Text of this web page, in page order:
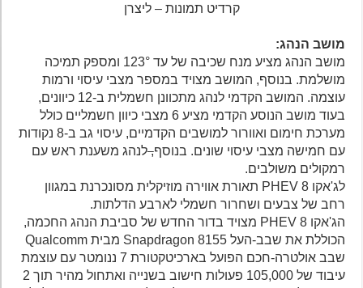
קרדיט תמונות – ליצרן
מושב הנהג:
מושב הנהג מציע מנח שכיבה של עד 123° ומספק תמיכה
מושלמת. בנוסף, המושב מצויד במספר מצבי עיסוי ורמות
עוצמה. המושב הקדמי לנהג מתכוונן חשמלית ב-12 כיוונים,
בעוד מושב הנוסע הקדמי מציע 6 מצבי כיוון חשמליים כולל
מערכת חימום ואוורור למושבים הקדמיים, עיסוי גב ב-8 נקודות
עם חמישה מצבי עיסוי שונים. בנוסף,לנהג משענת ראש עם
רמקולים משולבים.
לג'אקו 8 PHEV תאורת אווירה מוזיקלית מסונכרנת במגוון
רחב של צבעים ושחרור חשמלי לארבע הדלתות.
הג'אקו 8 PHEV מצויד בדור החדש של סביבת הנהג החכמה,
הכוללת את שבב-העל Snapdragon 8155 מבית Qualcomm
שבב אולטרה-חכם הפועל בארכיטקטורת 7 ננומטר עם עוצמת
עיבוד של 105,000 פעולות חישוב בשנייה ואתחול מהיר תוך 2